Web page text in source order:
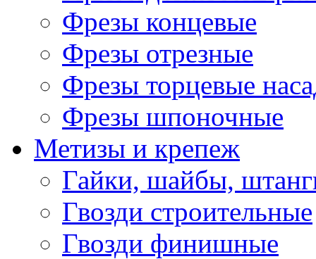
Фрезы концевые
Фрезы отрезные
Фрезы торцевые
Фрезы шпоночные
Метизы и крепеж
Гайки, шайбы,
Гвозди строительные
Гвозди финишные